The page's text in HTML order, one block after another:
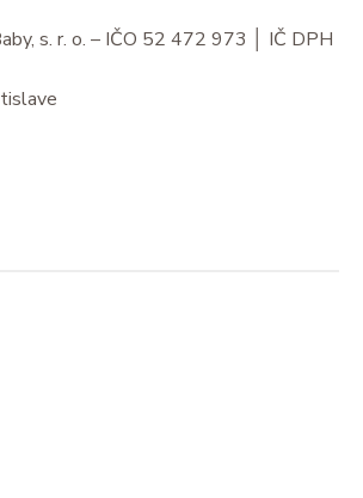
s. r. o. – IČO 52 472 973 │ IČ DPH